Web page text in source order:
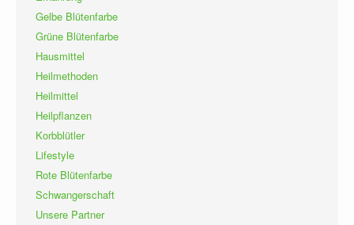
Gelbe Blütenfarbe
Grüne Blütenfarbe
Hausmittel
Heilmethoden
Heilmittel
Heilpflanzen
Korbblütler
Lifestyle
Rote Blütenfarbe
Schwangerschaft
Unsere Partner